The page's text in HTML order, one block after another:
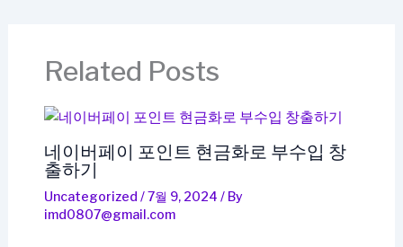
Related Posts
네이버페이 포인트 현금화로 부수입 창
출하기
Uncategorized /7월 9, 2024 / By
imd0807@gmail.com